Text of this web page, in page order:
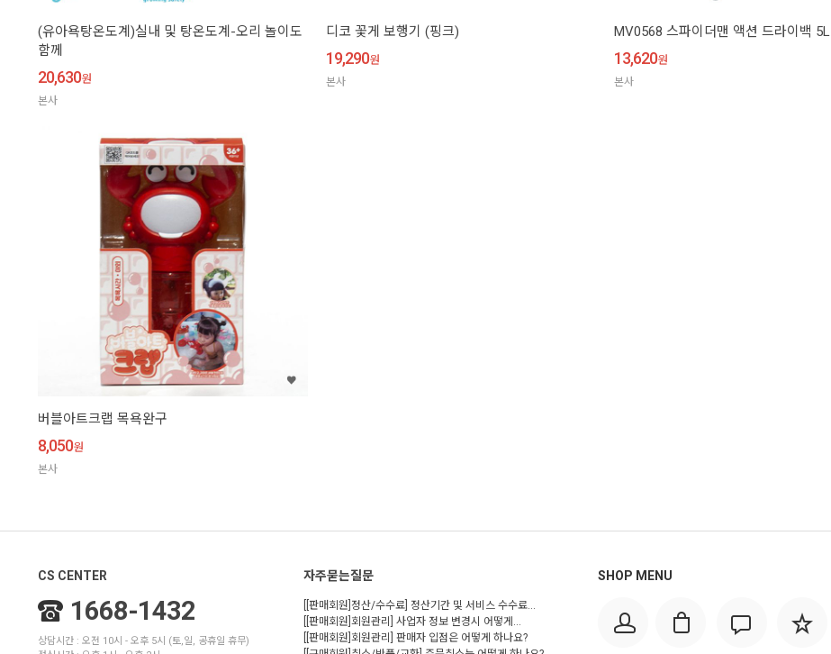
(유아욕탕온도계)실내 및 탕온도계-오리 놀이도
함께
20,630원
본사
디코 꽃게 보행기 (핑크)
19,290원
본사
MV0568 스파이더맨 액션 드라이백 5L
13,620원
본사
버블아트크랩 목욕완구
8,050원
본사
CS CENTER
1668-1432
상담시간 : 오전 10시 - 오후 5시 (토,일, 공휴일 휴무)
자주묻는질문
[[판매회원]정산/수수료] 정산기간 및 서비스 수수료...
[[판매회원]회원관리] 사업자 정보 변경시 어떻게...
[[판매회원]회원관리] 판매자 입점은 어떻게 하나요?
SHOP MENU